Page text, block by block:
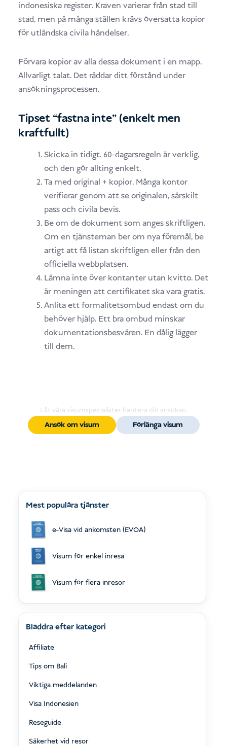
indonesiska register. Kraven varierar från stad till
stad, men på många ställen krävs översatta kopior
för utländska civila händelser.
Förvara kopior av alla dessa dokument i en mapp.
Allvarligt talat. Det räddar ditt förstånd under
ansökningsprocessen.
Tipset “fastna inte” (enkelt men
kraftfullt)
Skicka in tidigt. 60-dagarsregeln är verklig,
och den gör allting enkelt.
Ta med original + kopior. Många kontor
verifierar genom att se originalen, särskilt
pass och civila bevis.
Be om de dokument som anges skriftligen.
Om en tjänsteman ber om nya föremål, be
artigt att få listan skriftligen eller från den
officiella webbplatsen.
Lämna inte över kontanter utan kvitto. Det
är meningen att certifikatet ska vara gratis.
Anlita ett formalitetsombud endast om du
behöver hjälp. Ett bra ombud minskar
dokumentationsbesvären. En dålig lägger
till dem.
Låt våra visumspecialister hantera din ansökan.
Ansök om visum Förlänga visum
Mest populära tjänster
e-Visa vid ankomsten (EVOA)
Visum för enkel inresa
Visum för flera inresor
Bläddra efter kategori
Affiliate
Tips om Bali
Viktiga meddelanden
Visa Indonesien
Reseguide
Säkerhet vid resor